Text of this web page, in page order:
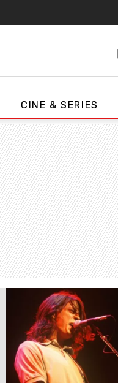
CINE & SERIES